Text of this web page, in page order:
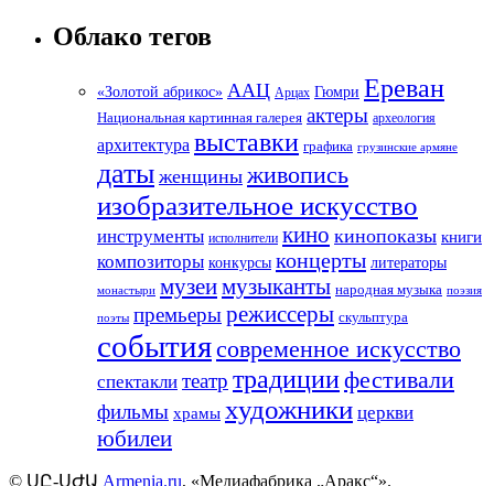
Облако тегов
«Золотой абрикос» ААЦ Арцах Гюмри Ереван
Национальная картинная галерея актеры археология
архитектура выставки графика грузинские армяне
даты женщины живопись
изобразительное искусство
инструменты исполнители кино кинопоказы книги
композиторы конкурсы концерты литераторы
монастыри музеимузыканты народная музыка поэзия
поэты премьерырежиссеры скульптура
событиясовременное искусство
спектакли театр традициифестивали
фильмы храмы художники церкви
юбилеи
© ՍԸ-ՍԺԱ Armenia.ru, «Медиафабрика „Аракс“».